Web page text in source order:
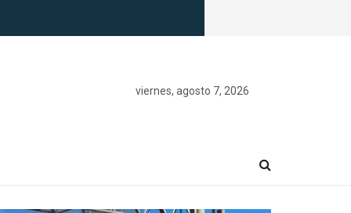
viernes, agosto 7, 2026